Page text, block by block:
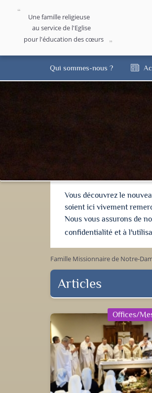
Une famille religieuse
au service de l'Eglise
pour l'éducation des cœurs
Qui sommes-nous ?
Vous découvrez le
soient ici vivement
Nous vous assurons de
confidentialité et à
Famille Missionnaire de Notre-
Articles
Offices/